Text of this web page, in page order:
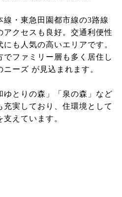
・東急田園都市線の3路線
アクセスも良好。交通利便性
も人気の高いエリアです。
でファミリー層も多く居住し
ーズ が見込まれます。
ゆとりの森」「泉の森」など
充実しており、住環境として
えています。